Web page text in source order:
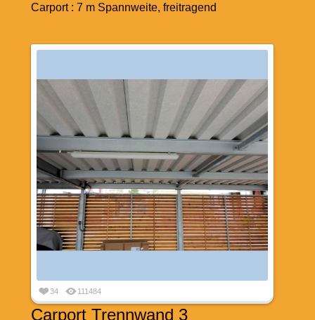
Carport : 7 m Spannweite, freitragend
34 111484
Carport Trennwand 3